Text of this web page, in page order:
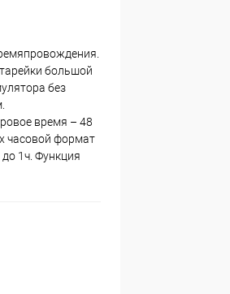
большой
без
время – 48
часовой формат
1ч. Функция